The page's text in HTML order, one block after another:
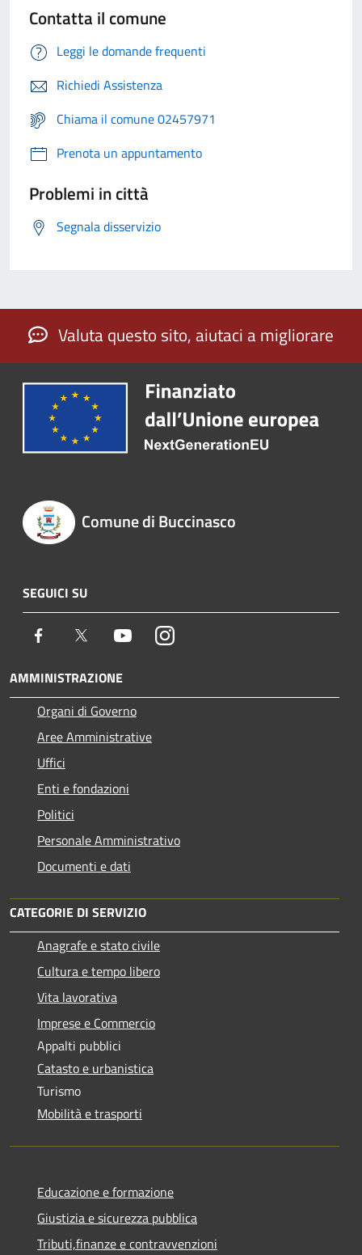
Contatta il comune
Leggi le domande frequenti
Richiedi Assistenza
Chiama il comune 02457971
Prenota un appuntamento
Problemi in città
Segnala disservizio
Valuta questo sito, aiutaci a migliorare
Comune di Buccinasco
SEGUICI SU
Facebook Twitter YoutubeInstagram
AMMINISTRAZIONE
Organi di Governo
Aree Amministrative
Uffici
Enti e fondazioni
Politici
Personale Amministrativo
Documenti e dati
CATEGORIE DI SERVIZIO
Anagrafe e stato civile
Cultura e tempo libero
Vita lavorativa
Imprese e Commercio
Appalti pubblici
Catasto e urbanistica
Turismo
Mobilità e trasporti
Educazione e formazione
Giustizia e sicurezza pubblica
Tributi,finanze e contravvenzioni